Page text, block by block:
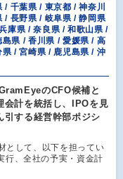
千葉県 / 東京都 / 神奈川
/ 長野県 / 岐阜県 / 静岡県
庫県 / 奈良県 / 和歌山県 /
県 / 香川県 / 愛媛県 / 高
/ 宮崎県 / 鹿児島県 / 沖
のCFO候補と
会計を統括し、IPOを見
引する経営幹部ポジシ
として、以下を担ってい
行、全社の予実・資金計